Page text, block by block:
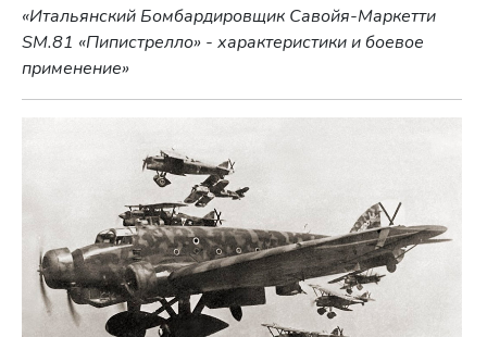
«Итальянский Бомбардировщик Савойя-Маркетти
SM.81 «Пипистрелло» - характеристики и боевое
применение»